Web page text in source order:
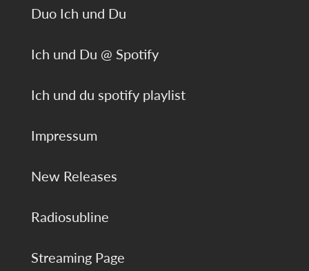
Duo Ich und Du
Ich und Du @ Spotify
Ich und du spotify playlist
Impressum
New Releases
Radiosubline
Streaming Page